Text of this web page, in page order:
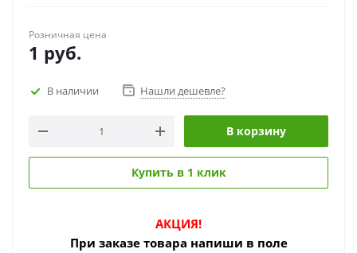
Розничная цена
1 руб.
В наличии Нашли дешевле?
В корзину
Купить в 1 клик
АКЦИЯ!
При заказе товара напиши в поле